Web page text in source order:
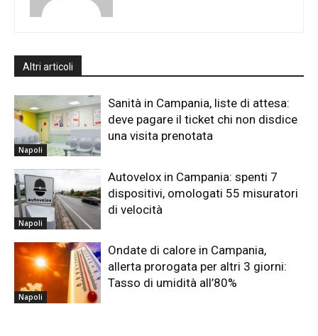
Altri articoli
Napoli
Sanità in Campania, liste di attesa:
deve pagare il ticket chi non disdice
una visita prenotata
Napoli
Autovelox in Campania: spenti 7
dispositivi, omologati 55 misuratori
di velocità
Napoli
Ondate di calore in Campania,
allerta prorogata per altri 3 giorni:
Tasso di umidità all’80%